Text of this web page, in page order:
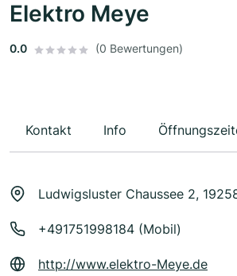
Elektro Meye
0.0 (0 Bewertungen)
Kontakt Info
Ludwigsluster Chaussee 2,
+491751998184 (Mobil)
http://www.elektro-Meye.de